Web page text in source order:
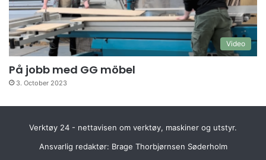
Video
På jobb med GG möbel
3. October 2023
Verktøy 24 - nettavisen om verktøy, maskiner og utstyr.
Ansvarlig redaktør: Brage Thorbjørnsen Søderholm